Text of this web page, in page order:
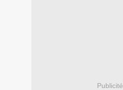
Publicité